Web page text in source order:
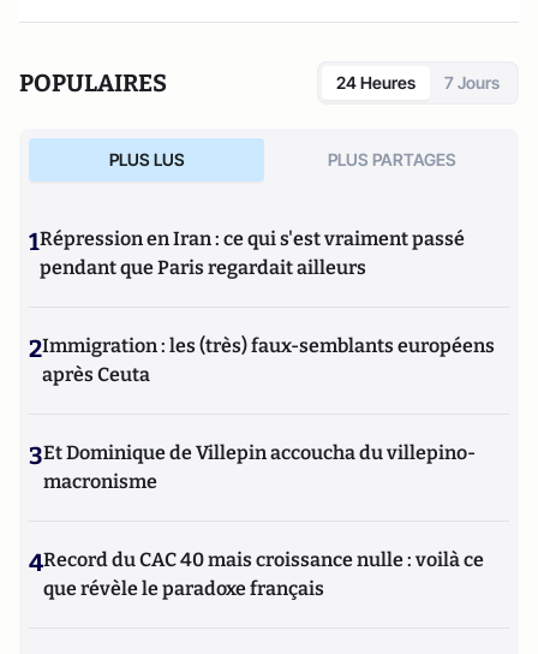
POPULAIRES 24 Heures 7 Jours
PLUS LUS PLUS PARTAGES
1Répression en Iran : ce qui s'est vraiment passé
pendant que Paris regardait ailleurs
2Immigration : les (très) faux-semblants européens
après Ceuta
3Et Dominique de Villepin accoucha du villepino-
macronisme
4Record du CAC 40 mais croissance nulle : voilà ce
que révèle le paradoxe français